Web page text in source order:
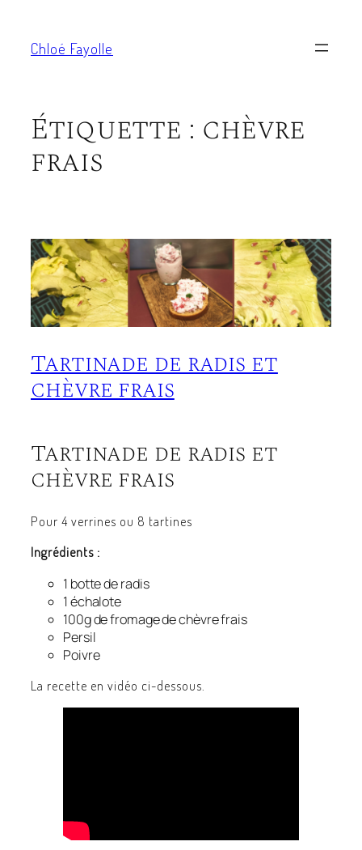
contenu
Chloé Fayolle
Étiquette : chèvre
frais
Tartinade de radis et
chèvre frais
Tartinade de radis et
chèvre frais
Pour 4 verrines ou 8 tartines
Ingrédients :
1 botte de radis
1 échalote
100g de fromage de chèvre frais
Persil
Poivre
La recette en vidéo ci-dessous.